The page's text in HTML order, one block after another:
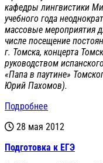
кафедры лингвистики
учебного года
массовые мероприятия
числе посещение
г. Томска, концерта
руководством
«Папа в паутине»
Юрий Пахомов).
Подробнее
28 мая 2012
Подготовка к ЕГЭ